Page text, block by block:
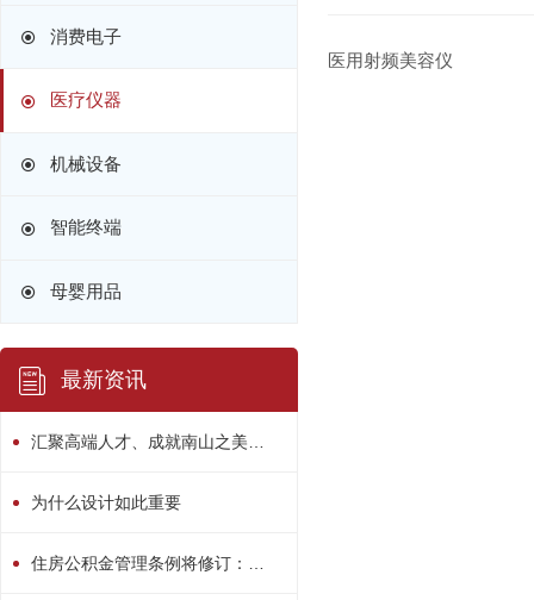
消费电子
医疗仪器
机械设备
智能终端
母婴用品
最新资讯
汇聚高端人才、成就南山之美！南山区“人才日”系列活动精彩绽放
为什么设计如此重要
住房公积金管理条例将修订：用途或多元化
医用射频美容仪